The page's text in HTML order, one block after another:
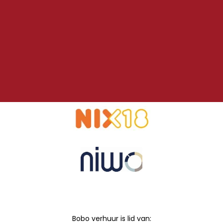
Bobo verhuur is lid van: